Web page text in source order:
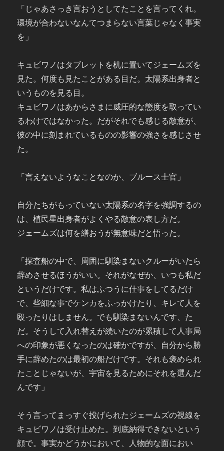
「じゃあさっき言おうとしてたことを言ってくれ。
環境が合わないなんてつまらない言葉じゃなく事実
を」
キュビワノはタブレットを机に置いてジェームズを
見た。何度も見たことがある目だ。太陽系出身者と
いうものを見る目。
キュビワノはあからさまに威圧的な態度を取ってい
るわけではなかった。だがそれでも感じる敵意が、
彼の中に刻まれているものの影響の強さを感じさせ
た。
「言えないようなことなのか、ブルース士官」
自分たちがもっていない太陽系の名字を強調するの
は、植民星出身者がよくやる敵意の表し方だ。
ジェームズは何を繕おうが無意味だと悟った。
「探査船の中で、周囲に馴染まないクルーがいたら
辞めさせるほうがいい。それがなぜか、いつも私だ
というだけです。私はふつうに仕事をしてるだけ
で、些細な事でケンカをふっかけたり、キレて人を
殴ったりはしません。でも馴染まないんです、た
だ。そうして入れ替えが続いたのが累積して人事局
への印象が悪くなったのは確かですが、自分から勝
手に辞めたのは最初の船だけです。それも褒められ
たことじゃないが、宇宙を見るためにそれを選んだ
んです」
そう言ってまっすぐ投げられたジェームズの視線を
キュビワノは受け止めた。到底納得できないという
顔で。事実かどうかにおいて、人物的な面におい